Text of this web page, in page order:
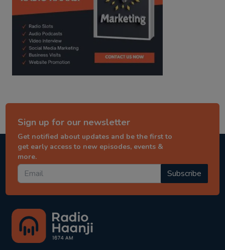
Sign up for our newsletter
Get notified about updates and be the first to
get early access to new episodes, events &
more.
Subscribe